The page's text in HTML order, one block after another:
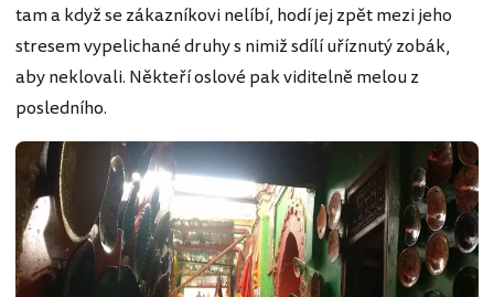
tam a když se zákazníkovi nelíbí, hodí jej zpět mezi jeho
stresem vypelichané druhy s nimiž sdílí uříznutý zobák,
aby neklovali. Někteří oslové pak viditelně melou z
posledního.